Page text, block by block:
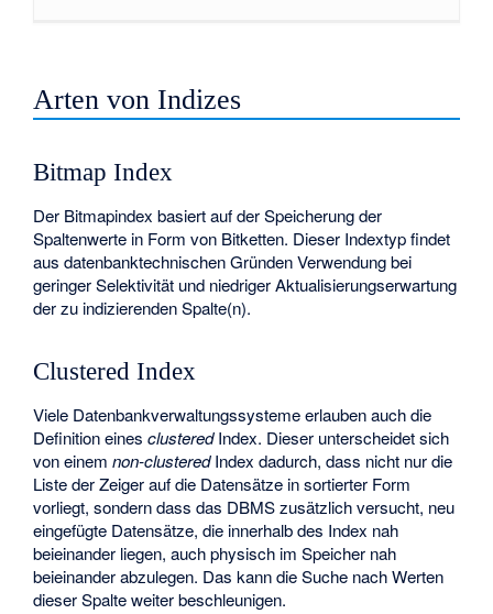
Arten von Indizes
Bitmap Index
Der Bitmapindex basiert auf der Speicherung der
Spaltenwerte in Form von Bitketten. Dieser Indextyp findet
aus datenbanktechnischen Gründen Verwendung bei
geringer Selektivität und niedriger Aktualisierungserwartung
der zu indizierenden Spalte(n).
Clustered Index
Viele Datenbankverwaltungssysteme erlauben auch die
Definition einesclusteredIndex. Dieser unterscheidet sich
von einemnon-clusteredIndex dadurch, dass nicht nur die
Liste der Zeiger auf die Datensätze in sortierter Form
vorliegt, sondern dass das DBMS zusätzlich versucht, neu
eingefügte Datensätze, die innerhalb des Index nah
beieinander liegen, auch physisch im Speicher nah
beieinander abzulegen. Das kann die Suche nach Werten
dieser Spalte weiter beschleunigen.